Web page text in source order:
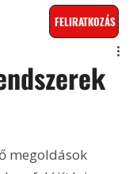
FELIRATKOZÁS
megoldások